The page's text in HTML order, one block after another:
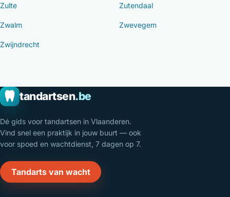
Zulte Zutendaal
Zwalm Zwevegem
Zwijndrecht
tandartsen.be
Dé gids voor tandartsen in Vlaanderen.
Vind snel een praktijk in jouw buurt — ook
voor spoed en wachtdienst, 7 dagen op 7.
Tandarts van wacht